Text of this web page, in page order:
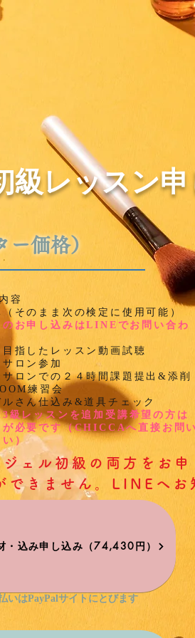
ー価格）
容
そのまま次の検定に使用可能）
のお申し込みはLINEでお問い合わ
目指したレッスン動画試聴
ロン参加
ロンでの２４時間課題提出&添削
練習会
ルさん仕込み&道具チェック
3級レッスンを追加受講希望の方は
が必要です（CHICCAへ直接お問い
い）
ェル初級の両方をお
できません。LINEへお
・込み申し込み（74,430円）
いはPayPalサイトにとびます
級レッスン